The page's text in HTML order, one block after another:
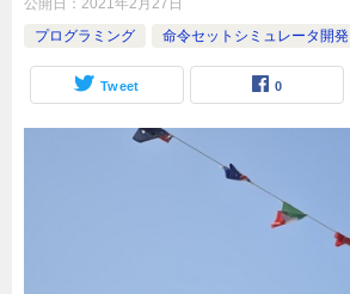
公開日： 2021年2月27日
プログラミング
命令セットシミュレータ開発
Tweet 0